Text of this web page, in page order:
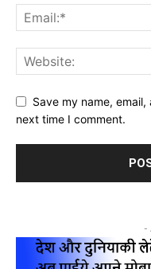
Save my name,
next time I comment.
-